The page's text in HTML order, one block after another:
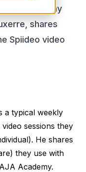
Anthony
shares
Spiideo video
a typical weekly
sessions they
He shares
they use with
Academy.